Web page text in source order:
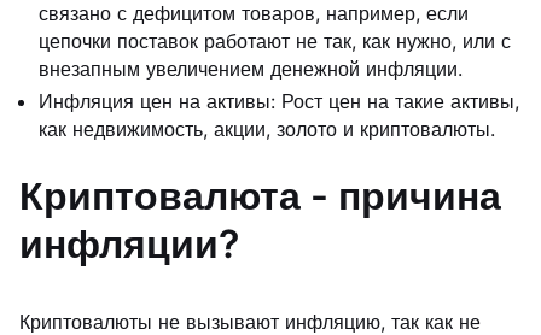
связано с дефицитом товаров, например, если
цепочки поставок работают не так, как нужно, или с
внезапным увеличением денежной инфляции.
Инфляция цен на активы: Рост цен на такие активы,
как недвижимость, акции, золото и криптовалюты.
Криптовалюта - причина
инфляции?
Криптовалюты не вызывают инфляцию, так как не